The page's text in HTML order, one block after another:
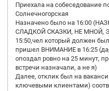
Приехала на собеседование
Солнечногорская
Назначено было на 16:00
СЛАДКОЙ СКАЗКИ, НЕ МНОЙ,
15:50,чел который должен
пришел ВНИМАНИЕ в 16:25
опоздал ровно на 25 минут,
встречи назначали, а не я)
Далее, отклик был на
ключевыми клиентами)